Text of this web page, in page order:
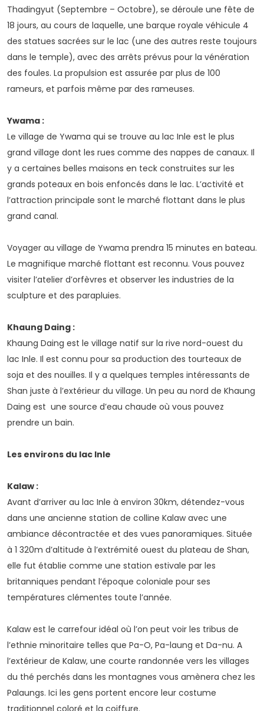
Thadingyut (Septembre – Octobre), se déroule une fête de
18 jours, au cours de laquelle, une barque royale véhicule 4
des statues sacrées sur le lac (une des autres reste toujours
dans le temple), avec des arrêts prévus pour la vénération
des foules. La propulsion est assurée par plus de 100
rameurs, et parfois même par des rameuses.
Ywama :
Le village de Ywama qui se trouve au lac Inle est le plus
grand village dont les rues comme des nappes de canaux. Il
y a certaines belles maisons en teck construites sur les
grands poteaux en bois enfoncés dans le lac. L’activité et
l’attraction principale sont le marché flottant dans le plus
grand canal.
Voyager au village de Ywama prendra 15 minutes en bateau.
Le magnifique marché flottant est reconnu. Vous pouvez
visiter l’atelier d’orfèvres et observer les industries de la
sculpture et des parapluies.
Khaung Daing :
Khaung Daing est le village natif sur la rive nord-ouest du
lac Inle. Il est connu pour sa production des tourteaux de
soja et des nouilles. Il y a quelques temples intéressants de
Shan juste à l’extérieur du village. Un peu au nord de Khaung
Daing est une source d’eau chaude où vous pouvez
prendre un bain.
Les environs du lac Inle
Kalaw :
Avant d’arriver au lac Inle à environ 30km, détendez-vous
dans une ancienne station de colline Kalaw avec une
ambiance décontractée et des vues panoramiques. Située
à 1 320m d’altitude à l’extrémité ouest du plateau de Shan,
elle fut établie comme une station estivale par les
britanniques pendant l’époque coloniale pour ses
températures clémentes toute l’année.
Kalaw est le carrefour idéal où l’on peut voir les tribus de
l’ethnie minoritaire telles que Pa-O, Pa-laung et Da-nu. A
l’extérieur de Kalaw, une courte randonnée vers les villages
du thé perchés dans les montagnes vous amènera chez les
Palaungs. Ici les gens portent encore leur costume
traditionnel coloré et la coiffure.